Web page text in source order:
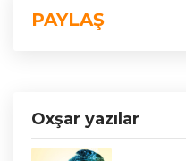
PAYLAŞ
Oxşar yazılar